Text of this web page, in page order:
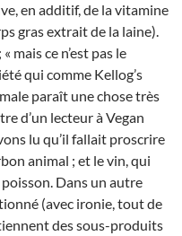
en additif, de la vitamine
gras extrait de la laine).
mais ce n’est pas le
qui comme Kellog’s
paraît une chose très
d’un lecteur à Vegan
lu qu’il fallait proscrire
animal ; et le vin, qui
Dans un autre
(avec ironie, tout de
des sous-produits